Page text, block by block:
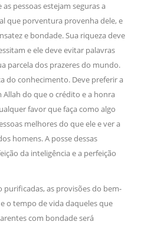
pessoas estejam seguras a
que porventura provenha dele, e
e bondade. Sua riqueza deve
e ele deve evitar palavras
parcela dos prazeres do mundo.
do conhecimento. Deve preferir a
do que o crédito e a honra
favor que faça como algo
melhores do que ele e ver a
homens. A posse dessas
da inteligência e a perfeição
purificadas, as provisões do bem-
o tempo de vida daqueles que
com bondade será